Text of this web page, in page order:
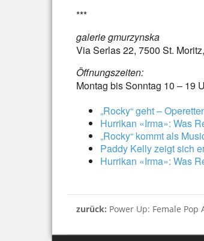
***
galerie gmurzynska
Via Serlas 22, 7500 St.
Öffnungszeiten:
Montag bis Sonntag 10 – 19
„Rocky“ geht –
Hurrikan «Irma»: Was
„Rocky“ kommt als
Paddy Kelly zeigt sich
Hurrikan «Irma»: Was
zurück: Power Up: Female